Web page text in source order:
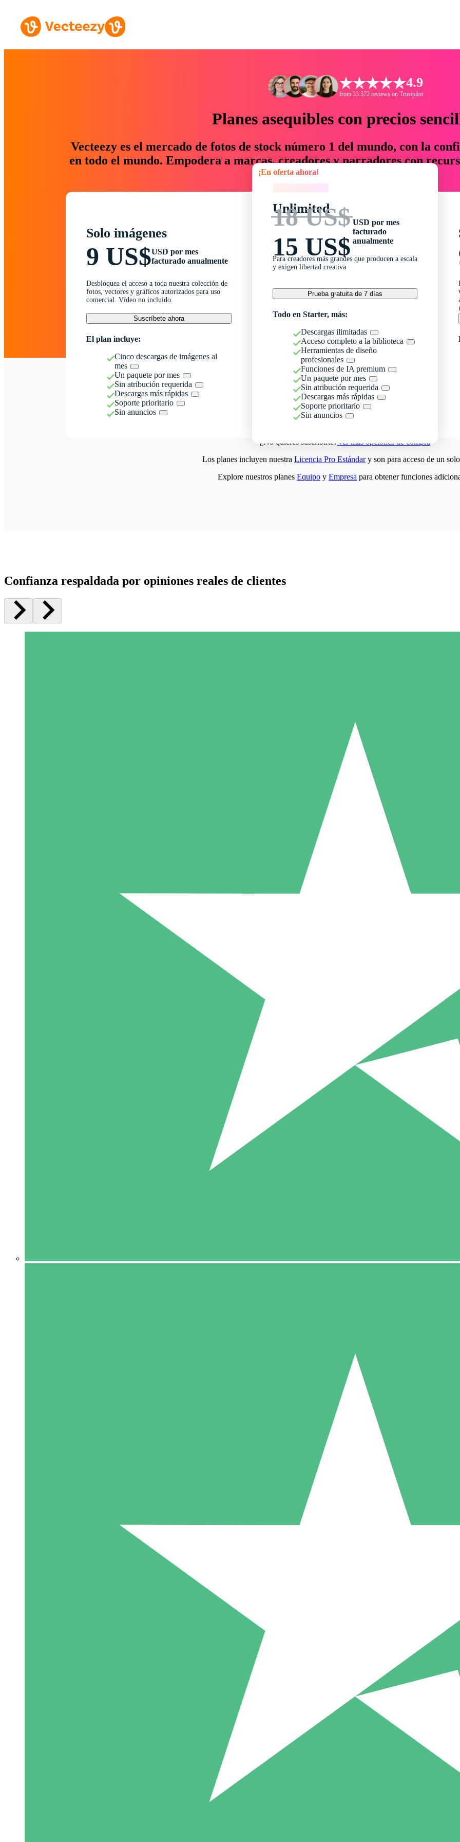
4.9
from 33.572 reviews on Trustpilot
Planes asequibles con precios
Vecteezy es el mercado de fotos de stock número 1 del mundo, con la
en todo el mundo. Empodera a marcas, creadores y narradores con
un 76 % en tiempo y presupuesto.
Solo imágenes
9 US$USD por mes
facturado anualmente
Desbloquea el acceso a toda nuestra colección de
fotos, vectores y gráficos autorizados para uso
comercial. Vídeo no incluido.
Suscríbete ahora
El plan incluye:
Cinco descargas de imágenes al
mes
Un paquete por mes
Sin atribución requerida
Descargas más rápidas
Soporte prioritario
Sin anuncios
¡En oferta ahora!
Unlimited
18 US$
15 US$
USD por mes
facturado
anualmente
Para creadores más grandes que producen a escala
y exigen libertad creativa
Prueba gratuita de 7 días
Todo en Starter, más:
Descargas ilimitadas
Acceso completo a la biblioteca
Herramientas de diseño
profesionales
Funciones de IA premium
Un paquete por mes
Sin atribución requerida
Descargas más rápidas
Soporte prioritario
Sin anuncios
¿No quieres suscribirte?Ver más opciones de compra
5 Descargas
15
Los planes incluyen nuestra Licencia Pro Estándary son para acceso de un
Explore nuestros planes Equipo y Empresa para obtener funciones
Confianza respaldada por opiniones reales de clientes